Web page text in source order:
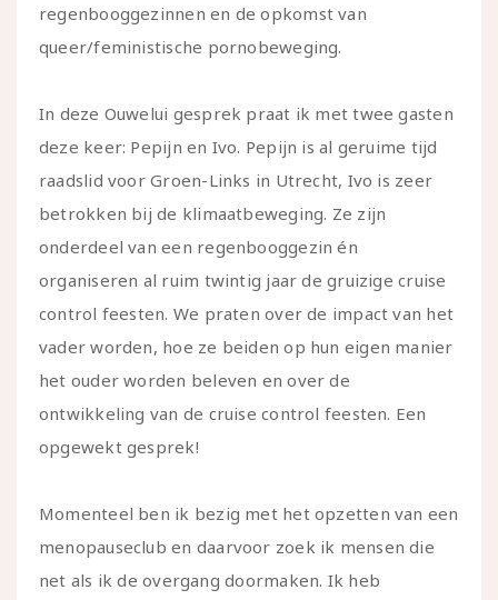
regenbooggezinnen en de opkomst van
queer/feministische pornobeweging.
In deze Ouwelui gesprek praat ik met twee gasten
deze keer: Pepijn en Ivo. Pepijn is al geruime tijd
raadslid voor Groen-Links in Utrecht, Ivo is zeer
betrokken bij de klimaatbeweging. Ze zijn
onderdeel van een regenbooggezin én
organiseren al ruim twintig jaar de gruizige cruise
control feesten. We praten over de impact van het
vader worden, hoe ze beiden op hun eigen manier
het ouder worden beleven en over de
ontwikkeling van de cruise control feesten. Een
opgewekt gesprek!
Momenteel ben ik bezig met het opzetten van een
menopauseclub en daarvoor zoek ik mensen die
net als ik de overgang doormaken. Ik heb